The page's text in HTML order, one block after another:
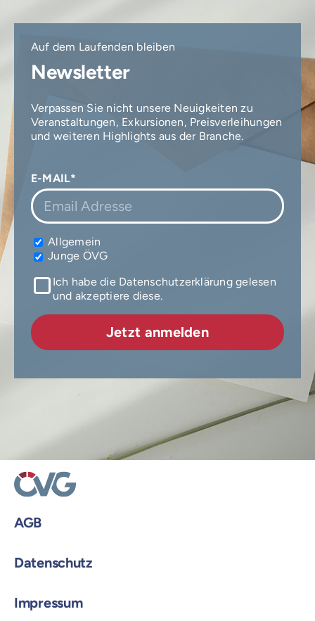
Auf dem Laufenden bleiben
Newsletter
Verpassen Sie nicht unsere Neuigkeiten zu
Veranstaltungen, Exkursionen, Preisverleihungen
und weiteren Highlights aus der Branche.
E-MAIL*
Allgemein
Junge ÖVG
Ich habe die Datenschutzerklärung gelesen
und akzeptiere diese.
AGB
Datenschutz
Impressum